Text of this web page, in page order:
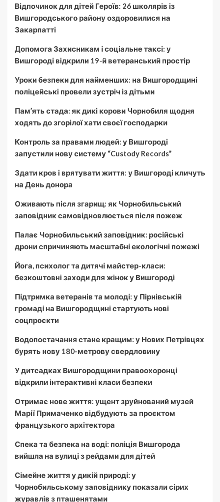
Відпочинок для дітей Героїв: 26 школярів із
Вишгородського району оздоровилися на
Закарпатті
Допомога Захисникам і соціальне таксі: у
Вишгороді відкрили 19-й ветеранський простір
Уроки безпеки для найменших: на Вишгородщині
поліцейські провели зустріч із дітьми
Пам’ять стада: як дикі корови Чорнобиля щодня
ходять до згорілої хати своєї господарки
Контроль за правами людей: у Вишгороді
запустили нову систему “Custody Records”
Здати кров і врятувати життя: у Вишгороді кличуть
на День донора
Оживають після згарищ: як Чорнобильський
заповідник самовідновлюється після пожеж
Палає Чорнобильський заповідник: російські
дрони спричиняють масштабні екологічні пожежі
Йога, психолог та дитячі майстер-класи:
безкоштовні заходи для жінок у Вишгороді
Підтримка ветеранів та молоді: у Пірнівській
громаді на Вишгородщині стартують нові
соцпроєкти
Водопостачання стане кращим: у Нових Петрівцях
бурять нову 180-метрову свердловину
У дитсадках Вишгородщини правоохоронці
відкрили інтерактивні класи безпеки
Отримає нове життя: ущент зруйнований музей
Марії Примаченко відбудують за проєктом
французького архітектора
Спека та безпека на воді: поліція Вишгорода
вийшла на вулиці з рейдами для дітей
Сімейне життя у дикій природі: у
Чорнобильському заповіднику показали сірих
журавлів з пташенятами